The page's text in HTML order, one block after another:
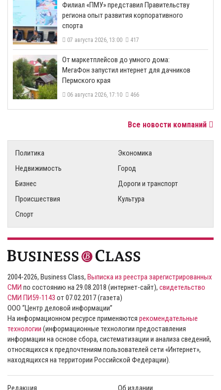
​Филиал «ПМУ» представил Правительству
региона опыт развития корпоративного
спорта
07 августа 2026, 13:00 417
От маркетплейсов до умного дома:
МегаФон запустил интернет для дачников
Пермского края
06 августа 2026, 17:10 466
Все новости компаний
Политика
Экономика
Недвижимость
Город
Бизнес
Дороги и транспорт
Происшествия
Культура
Спорт
2004-2026, Business Class, Выписка из реестра зарегистрированных
СМИ по состоянию на 29.08.2018 (интернет-сайт), свидетельство
СМИ ПИ59-1143 от 07.02.2017 (газета)
ООО “Центр деловой информации”
На информационном ресурсе применяются рекомендательные
технологии (информационные технологии предоставления
информации на основе сбора, систематизации и анализа сведений,
относящихся к предпочтениям пользователей сети «Интернет»,
находящихся на территории Российской Федерации).
Редакция Об издании